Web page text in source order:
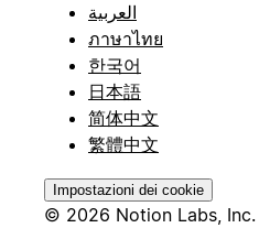
العربية
ภาษาไทย
한국어
日本語
简体中文
繁體中文
Impostazioni dei cookie
© 2026 Notion Labs, Inc.